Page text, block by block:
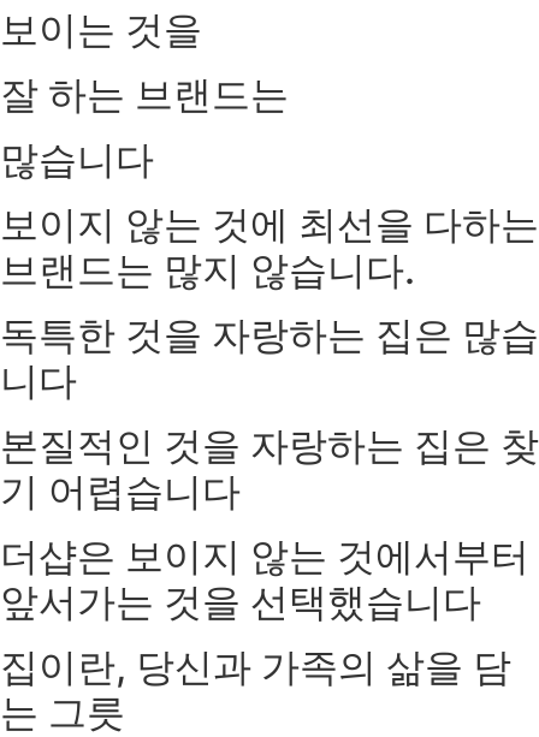
보이는 것을
잘 하는 브랜드는
많습니다
보이지 않는 것에 최선을 다하는
브랜드는 많지 않습니다.
독특한 것을 자랑하는 집은 많습
니다
본질적인 것을 자랑하는 집은 찾
기 어렵습니다
더샵은 보이지 않는 것에서부터
앞서가는 것을 선택했습니다
집이란, 당신과 가족의 삶을 담
는 그릇